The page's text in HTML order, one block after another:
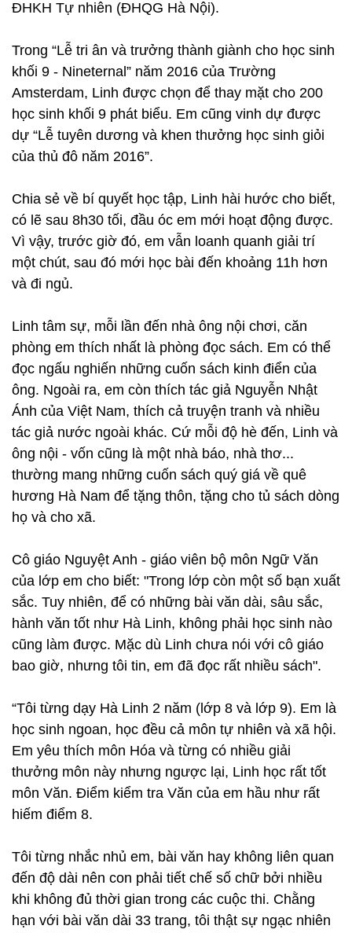
ĐHKH Tự nhiên (ĐHQG Hà Nội).
Trong “Lễ tri ân và trưởng thành giành cho học sinh
khối 9 - Nineternal” năm 2016 của Trường
Amsterdam, Linh được chọn để thay mặt cho 200
học sinh khối 9 phát biểu. Em cũng vinh dự được
dự “Lễ tuyên dương và khen thưởng học sinh giỏi
của thủ đô năm 2016”.
Chia sẻ về bí quyết học tập, Linh hài hước cho biết,
có lẽ sau 8h30 tối, đầu óc em mới hoạt động được.
Vì vậy, trước giờ đó, em vẫn loanh quanh giải trí
một chút, sau đó mới học bài đến khoảng 11h hơn
và đi ngủ.
Linh tâm sự, mỗi lần đến nhà ông nội chơi, căn
phòng em thích nhất là phòng đọc sách. Em có thể
đọc ngấu nghiến những cuốn sách kinh điển của
ông. Ngoài ra, em còn thích tác giả Nguyễn Nhật
Ánh của Việt Nam, thích cả truyện tranh và nhiều
tác giả nước ngoài khác. Cứ mỗi độ hè đến, Linh và
ông nội - vốn cũng là một nhà báo, nhà thơ...
thường mang những cuốn sách quý giá về quê
hương Hà Nam để tặng thôn, tặng cho tủ sách dòng
họ và cho xã.
Cô giáo Nguyệt Anh - giáo viên bộ môn Ngữ Văn
của lớp em cho biết: "Trong lớp còn một số bạn xuất
sắc. Tuy nhiên, để có những bài văn dài, sâu sắc,
hành văn tốt như Hà Linh, không phải học sinh nào
cũng làm được. Mặc dù Linh chưa nói với cô giáo
bao giờ, nhưng tôi tin, em đã đọc rất nhiều sách".
“Tôi từng dạy Hà Linh 2 năm (lớp 8 và lớp 9). Em là
học sinh ngoan, học đều cả môn tự nhiên và xã hội.
Em yêu thích môn Hóa và từng có nhiều giải
thưởng môn này nhưng ngược lại, Linh học rất tốt
môn Văn. Điểm kiểm tra Văn của em hầu như rất
hiếm điểm 8.
Tôi từng nhắc nhủ em, bài văn hay không liên quan
đến độ dài nên con phải tiết chế số chữ bởi nhiều
khi không đủ thời gian trong các cuộc thi. Chằng
hạn với bài văn dài 33 trang, tôi thật sự ngạc nhiên